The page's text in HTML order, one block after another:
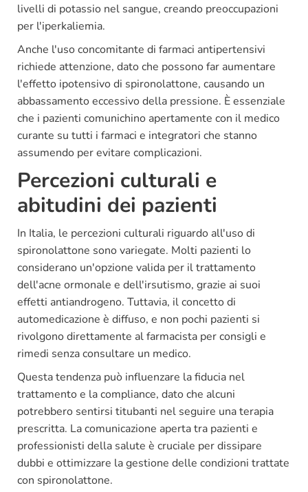
livelli di potassio nel sangue, creando preoccupazioni
per l'iperkaliemia.
Anche l'uso concomitante di farmaci antipertensivi
richiede attenzione, dato che possono far aumentare
l'effetto ipotensivo di spironolattone, causando un
abbassamento eccessivo della pressione. È essenziale
che i pazienti comunichino apertamente con il medico
curante su tutti i farmaci e integratori che stanno
assumendo per evitare complicazioni.
Percezioni culturali e
abitudini dei pazienti
In Italia, le percezioni culturali riguardo all'uso di
spironolattone sono variegate. Molti pazienti lo
considerano un'opzione valida per il trattamento
dell'acne ormonale e dell'irsutismo, grazie ai suoi
effetti antiandrogeno. Tuttavia, il concetto di
automedicazione è diffuso, e non pochi pazienti si
rivolgono direttamente al farmacista per consigli e
rimedi senza consultare un medico.
Questa tendenza può influenzare la fiducia nel
trattamento e la compliance, dato che alcuni
potrebbero sentirsi titubanti nel seguire una terapia
prescritta. La comunicazione aperta tra pazienti e
professionisti della salute è cruciale per dissipare
dubbi e ottimizzare la gestione delle condizioni trattate
con spironolattone.